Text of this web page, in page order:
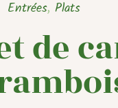
Entrées, Plats
de